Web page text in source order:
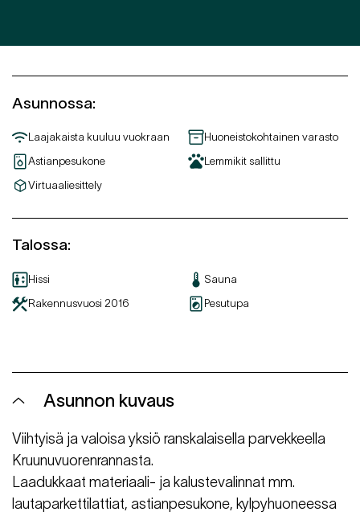
Asunnossa:
Laajakaista kuuluu vuokraan
Huoneistokohtainen varasto
Astianpesukone
Lemmikit sallittu
Virtuaaliesittely
Talossa:
Hissi
Sauna
Rakennusvuosi 2016 Pesutupa
Asunnon kuvaus
Viihtyisä ja valoisa yksiö ranskalaisella parvekkeella
Kruunuvuorenrannasta.
Laadukkaat materiaali- ja kalustevalinnat mm.
lautaparkettilattiat, astianpesukone, kylpyhuoneessa